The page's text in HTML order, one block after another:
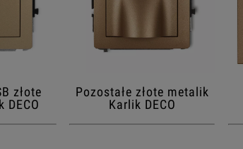
złote
DECO
Pozostałe złote metalik
Karlik DECO